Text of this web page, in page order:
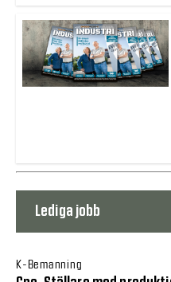
Lediga jobb
K-Bemanning